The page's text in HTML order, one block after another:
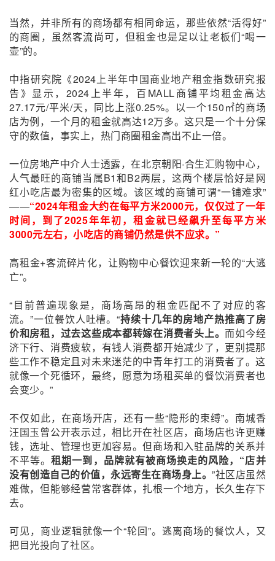
当然，并非所有的商场都有相同命运，那些依然“活得好”
的商圈，虽然客流尚可，但租金也是足以让老板们“喝一
壶”的。
中指研究院《2024上半年中国商业地产租金指数研究报
告》显示，2024上半年，百MALL商铺平均租金高达
27.17元/平米/天，同比上涨0.25%。以一个150㎡的商场
店为例，一个月的租金就高达12万多。这只是一个十分保
守的数值，事实上，热门商圈租金高出不止一倍。
一位房地产中介人士透露，在北京朝阳·合生汇购物中心，
人气最旺的商铺当属B1和B2两层，这两个楼层恰好是网
红小吃店最为密集的区域。该区域的商铺可谓“一铺难求”
——“2024年租金大约在每平方米2000元，仅仅过了一年
时间，到了2025年年初，租金就已经飙升至每平方米
3000元左右，小吃店的商铺仍然是供不应求。”
高租金+客流碎片化，让购物中心餐饮迎来新一轮的“大逃
亡”。
“目前普遍现象是，商场高昂的租金匹配不了对应的客
流。”一位餐饮人吐槽。“持续十几年的房地产热推高了房
价和房租，过去这些成本都转嫁在消费者头上。而如今经
济下行、消费疲软，有钱人消费都开始减少了，更别提那
些工作不稳定且对未来迷茫的中青年打工的消费者了。这
就像一个死循环，最终，愿意为场租买单的餐饮消费者也
会变少。”
不仅如此，在商场开店，还有一些“隐形的束缚”。南城香
汪国玉曾公开表示过，相比开在社区店，商场店也许更赚
钱，选址、管理也更加容易。但商场和入驻品牌的关系并
不平等。租期一到，品牌就有被商场换走的风险，“店并
没有创造自己的价值，永远寄生在商场身上。 ”社区店虽然
难做，但能够经营常客群体，扎根一个地方，长久生存下
去。
可见，商业逻辑就像一个“轮回”。逃离商场的餐饮人，又
把目光投向了社区。